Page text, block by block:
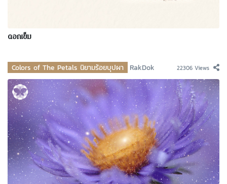
ดอกเข็ม
Colors of The Petals นิยามร้อยบุปผา RakDok 22306 Views